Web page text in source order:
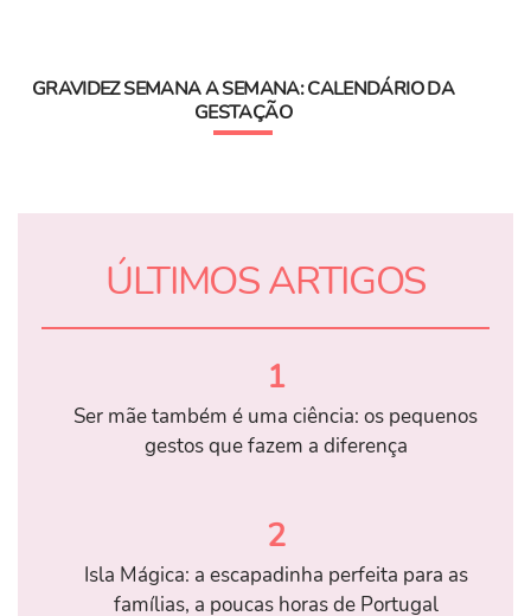
GRAVIDEZ SEMANA A SEMANA: CALENDÁRIO DA
GESTAÇÃO
ÚLTIMOS ARTIGOS
1
Ser mãe também é uma ciência: os pequenos
gestos que fazem a diferença
2
Isla Mágica: a escapadinha perfeita para as
famílias, a poucas horas de Portugal